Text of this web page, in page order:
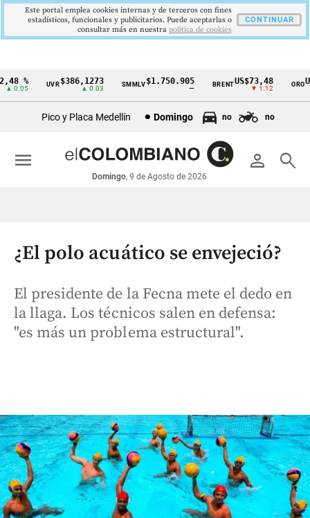
Cintillo
económicos
Colombia
%
0.05
UVR$386,1273
▲ 0.03
SMMLV$1.750.905 BRENTUS$73,48
▼ 1.12
ORO
Pico y Placa Medellín Domingo no no
person search
Domingo, 9 de Agosto de 2026
menu
¿El polo acuático se envejeció?
El presidente de la Fecna mete el dedo en
la llaga. Los técnicos salen en defensa:
"es más un problema estructural".
Este portal emplea cookies internas y de terceros con fines
estadísticos, funcionales y publicitarios. Puede aceptarlas o
consultar más en nuestra politica de cookies
CONTINUAR